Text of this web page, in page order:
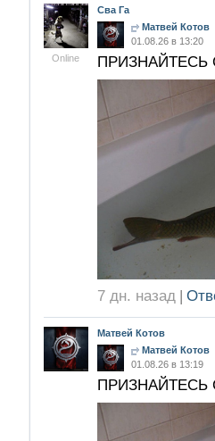
Online
Сва Га
Матвей Котов
01.08.26 в 13:20
7 дн. назад |
Матвей Котов
Матвей Котов
01.08.26 в 13:19